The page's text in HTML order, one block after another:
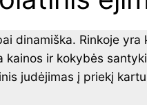
dinamiška. Rinkoje
ir kokybės
judėjimas į priekį